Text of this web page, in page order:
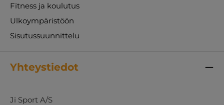
Fitness ja koulutus
Ulkoympäristöön
Sisutussuunnittelu
Yhteystiedot
Ji Sport A/S